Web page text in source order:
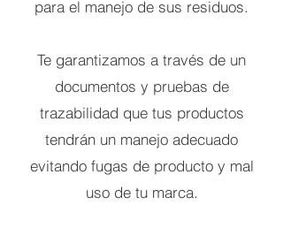
para el manejo de sus residuos.
Te garantizamos a través de un
documentos y pruebas de
trazabilidad que tus productos
tendrán un manejo adecuado
evitando fugas de producto y mal
uso de tu marca.